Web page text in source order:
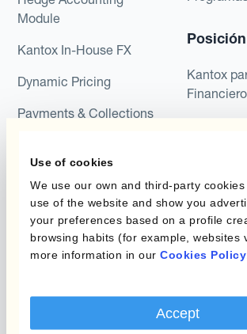
Use of cookies
We use our own and third-party
use of the website and show you
your preferences based on a profile
browsing habits (for example, websites
more information in our Cookies Policy
Accept
Module
Kantox In-House FX
Dynamic Pricing
Payments & Collections
Casos de uso
Reducir las ganancias y
pérdidas cambiarias
Proteger Los Márgenes
De Beneficio
Proteger El Tipo De
Posición
Kantox
Kantox